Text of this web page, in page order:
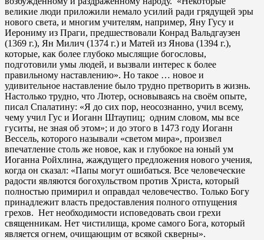
великие люди приложили немало усилий ради грядущей эры
нового света, и многим учителям, например, Яну Гусу и
Иерониму из Праги, предшествовали Конрад Вальдгаузен
(1369 г.), Ян Милич (1374 г.) и Матей из Янова (1394 г.),
которые, как более глубоко мыслящие богословы,
подготовили умы людей, и вызвали интерес к более
правильному наставлению». Но такое … новое и
удивительное наставление было трудно претворить в жизнь.
Настолько трудно, что Лютер, основываясь на своём опыте,
писал Спалатину: «Я до сих пор, неосознанно, учил всему,
чему учил Гус и Иоганн Штаупиц; одним словом, мы все
гуситы, не зная об этом»; и до этого в 1473 году Иоганн
Вессель, которого называли «светом мира», произвел
впечатление столь же новое, как и глубокое на юный ум
Иоганна Ройхлина, жаждущего предложения нового учения,
когда он сказал: «Папы могут ошибаться. Все человеческие
радости являются богохульством против Христа, который
полностью примирил и оправдал человечество. Только Богу
принадлежит власть предоставления полного отпущения
грехов. Нет необходимости исповедовать свои грехи
священникам. Нет чистилища, кроме самого Бога, который
является огнем, очищающим от всякой скверны».